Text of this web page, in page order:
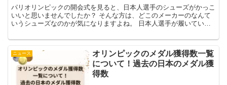
パリオリンピックの開会式を見ると、日本人選手のシューズがかっこ
いいと思いませんでしたか？ そんな方は、どこのメーカーのなんて
いうシューズなのかが気になりますよね。 日本人選手が履いている
ニュース
オリンピックのメダル獲得数一覧
について！過去の日本のメダル獲
得数